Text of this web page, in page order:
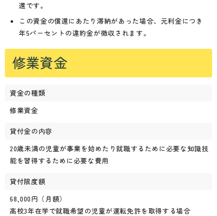
還です。
この資金の償還にあたり滞納があった場合、元利金につき
年5パーセントの違約金が徴収されます。
修業資金
資金の種類
修業資金
貸付金の内容
20歳未満の児童が事業を始めたり就職するために必要な知識技
能を習得するために必要な費用
貸付限度額
68,000円（月額）
高校3年在学で就職希望の児童が運転免許を取得する場合